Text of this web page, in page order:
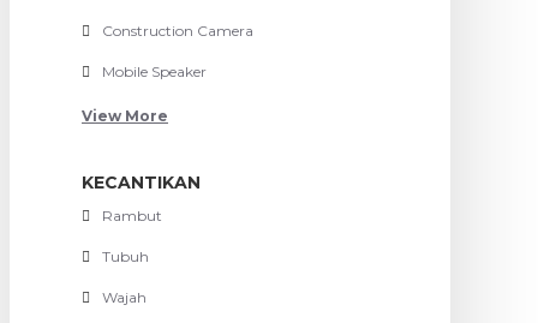
Construction Camera
Mobile Speaker
View More
KECANTIKAN
Rambut
Tubuh
Wajah